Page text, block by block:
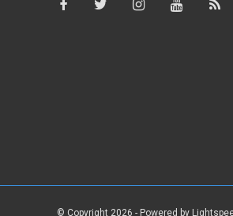
© Copyright 2026 - Powered by